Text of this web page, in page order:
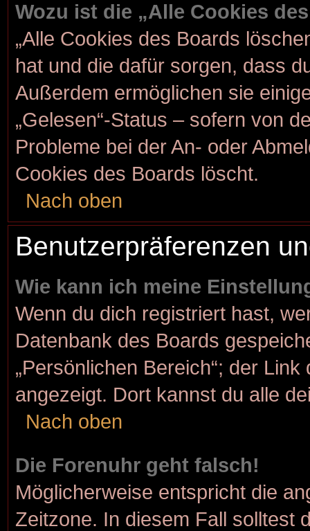
Wozu ist die „Alle Cookies
„Alle Cookies des Boards
hat und die dafür sorgen, dass
Außerdem ermöglichen sie
„Gelesen“-Status – sofern von
Probleme bei der An- oder
Cookies des Boards löscht.
Nach oben
Benutzerpräferenzen
Wie kann ich meine
Wenn du dich registriert hast,
Datenbank des Boards
„Persönlichen Bereich“; der
angezeigt. Dort kannst du alle
Nach oben
Die Forenuhr geht falsch!
Möglicherweise entspricht die
Zeitzone. In diesem Fall solltest